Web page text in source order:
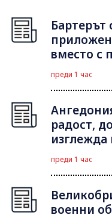
Бартерът
вместо с
преди 1 час
радост,
изглежда
преди 1 час
военни